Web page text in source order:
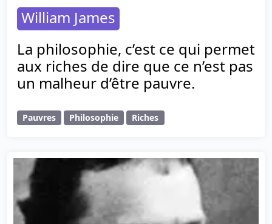
William James
La philosophie, c’est ce qui permet
aux riches de dire que ce n’est pas
un malheur d’être pauvre.
Pauvres Philosophie Riches